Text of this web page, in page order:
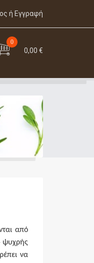
ή Εγγραφή
0
0,00 €
από
ψυχρής
να